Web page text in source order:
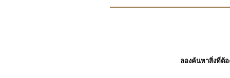
ลองค้นหาสิ่งที่ต้อ